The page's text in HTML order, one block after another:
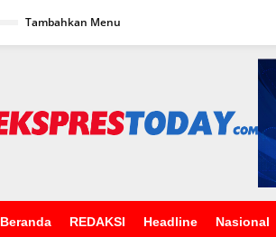
Tambahkan Menu
Beranda REDAKSI Headline Nasional